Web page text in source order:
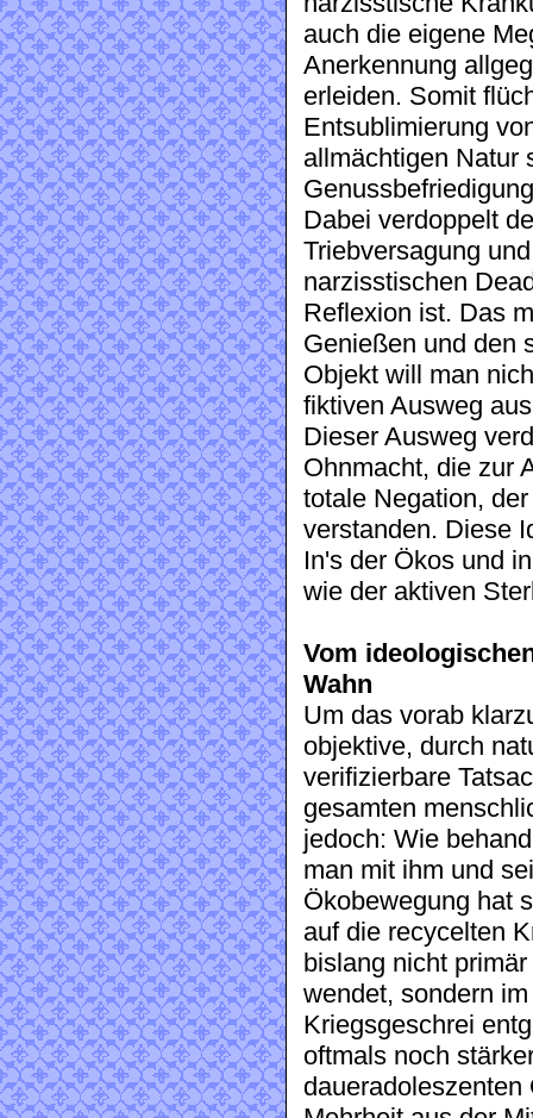
auch die eigene
Anerkennung
erleiden. Somit
Entsublimierung
allmächtigen Natur
Dabei verdoppelt
Triebversagung
narzisstischen
Reflexion ist. Das
Genießen und den
Objekt will man
fiktiven Ausweg
Dieser Ausweg
Ohnmacht, die zur
totale Negation,
verstanden. Diese
In's der Ökos und
wie der aktiven
Vom
Wahn
Um das vorab
objektive, durch
verifizierbare
gesamten
jedoch: Wie
man mit ihm und
Ökobewegung hat
auf die recycelten
bislang nicht
wendet, sondern
Kriegsgeschrei
oftmals noch